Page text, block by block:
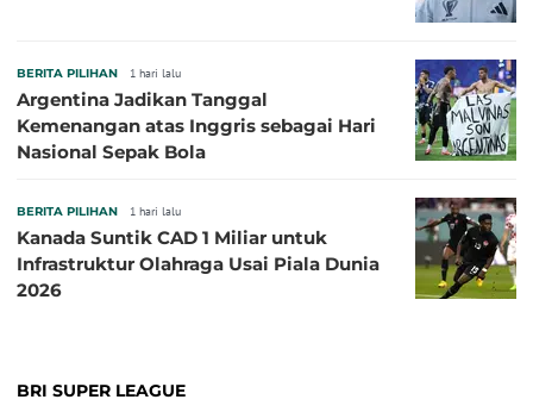
BERITA PILIHAN 1 hari lalu
Argentina Jadikan Tanggal
Kemenangan atas Inggris sebagai Hari
Nasional Sepak Bola
BERITA PILIHAN 1 hari lalu
Kanada Suntik CAD 1 Miliar untuk
Infrastruktur Olahraga Usai Piala Dunia
2026
BRI SUPER LEAGUE